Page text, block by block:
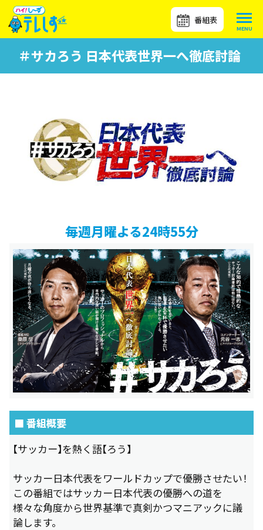
番組表
＃サカろう 日本代表世界一へ徹底討論
毎週月曜よる24時55分
■ 番組概要
【サッカー】を熱く語【ろう】
サッカー日本代表をワールドカップで優勝させたい！
この番組ではサッカー日本代表の優勝への道を
様々な角度から世界基準で真剣かつマニアックに議
論します。